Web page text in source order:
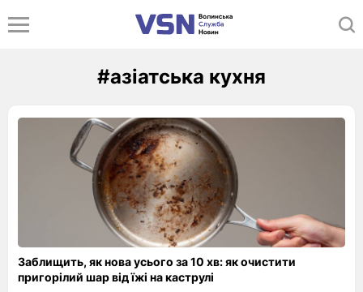
#азіатська кухня
Заблищить, як нова усього за 10 хв: як очистити
пригорілий шар від їжі на каструлі